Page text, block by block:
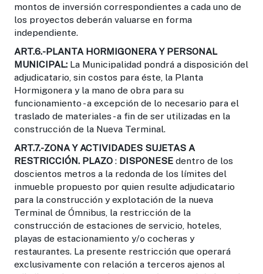
montos de inversión correspondientes a cada uno de
los proyectos deberán valuarse en forma
independiente.
ART.6.-PLANTA HORMIGONERA Y PERSONAL
MUNICIPAL: La Municipalidad pondrá a disposición del
adjudicatario, sin costos para éste, la Planta
Hormigonera y la mano de obra para su
funcionamiento - a excepción de lo necesario para el
traslado de materiales - a fin de ser utilizadas en la
construcción de la Nueva Terminal.
ART.7.-ZONA Y ACTIVIDADES SUJETAS A
RESTRICCIÓN. PLAZO : DISPONESE dentro de los
doscientos metros a la redonda de los límites del
inmueble propuesto por quien resulte adjudicatario
para la construcción y explotación de la nueva
Terminal de Ómnibus, la restricción de la
construcción de estaciones de servicio, hoteles,
playas de estacionamiento y/o cocheras y
restaurantes. La presente restricción que operará
exclusivamente con relación a terceros ajenos al